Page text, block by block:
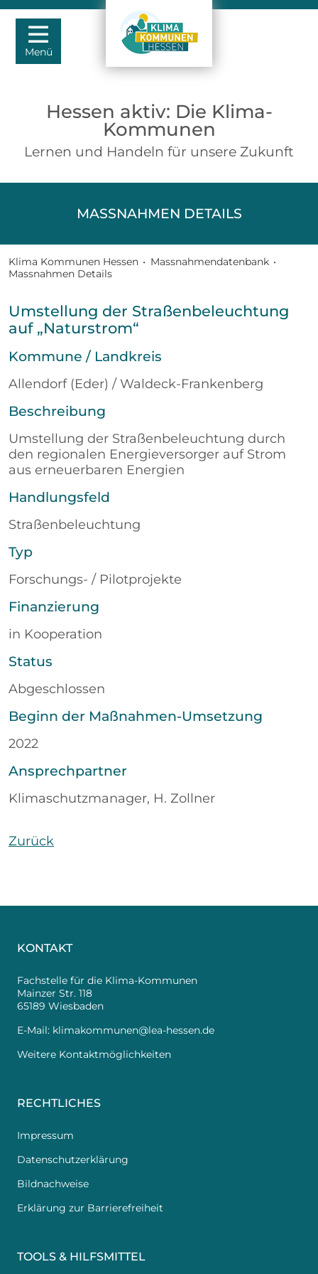
Menü
Hessen aktiv: Die Klima-
Kommunen
Lernen und Handeln für unsere Zukunft
MASSNAHMEN DETAILS
Klima Kommunen Hessen • Massnahmendatenbank •
Massnahmen Details
Umstellung der Straßenbeleuchtung
auf „Naturstrom“
Kommune / Landkreis
Allendorf (Eder) / Waldeck-Frankenberg
Beschreibung
Umstellung der Straßenbeleuchtung durch
den regionalen Energieversorger auf Strom
aus erneuerbaren Energien
Handlungsfeld
Straßenbeleuchtung
Typ
Forschungs- / Pilotprojekte
Finanzierung
in Kooperation
Status
Abgeschlossen
Beginn der Maßnahmen-Umsetzung
2022
Ansprechpartner
Klimaschutzmanager, H. Zollner
Zurück
KONTAKT
Fachstelle für die Klima-Kommunen
Mainzer Str. 118
65189 Wiesbaden
E-Mail: klimakommunen@lea-hessen.de
Weitere Kontaktmöglichkeiten
RECHTLICHES
Impressum
Datenschutzerklärung
Bildnachweise
Erklärung zur Barrierefreiheit
TOOLS & HILFSMITTEL